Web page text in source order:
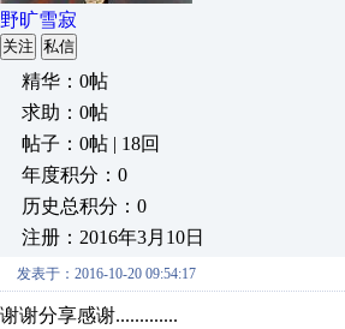
野旷雪寂
关注 私信
精华：0帖
求助：0帖
帖子：0帖 | 18回
年度积分：0
历史总积分：0
注册：2016年3月10日
发表于：2016-10-20 09:54:17
谢谢分享感谢.............